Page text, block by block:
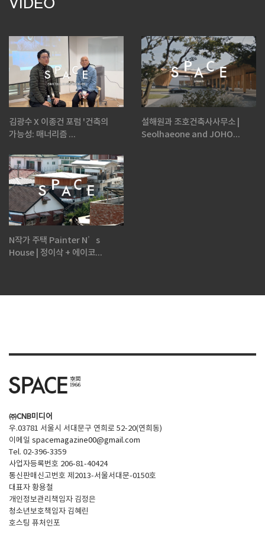
VIDEO
김광수 X 이종건 포럼 '건축의
가능성: 매너리즘 ...
설해원과 조호건축사사무소 |
Seolhaeone and JOHO...
N작가 주택 Painter N’s
House | 정이삭 + 에이코...
㈜CNB미디어
우.03781 서울시 서대문구 연희로 52-20(연희동)
이메일 spacemagazine00@gmail.com
Tel. 02-396-3359
사업자등록번호 206-81-40424
통신판매신고번호 제2013-서울서대문-0150호
대표자 황용철
개인정보관리책임자 김정은
청소년보호책임자 김혜린
호스팅 퓨처인포